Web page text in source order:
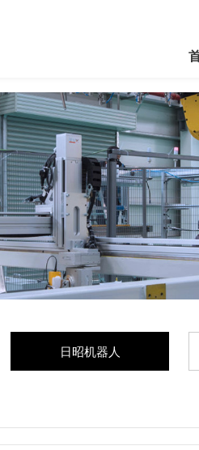
日昭机器人